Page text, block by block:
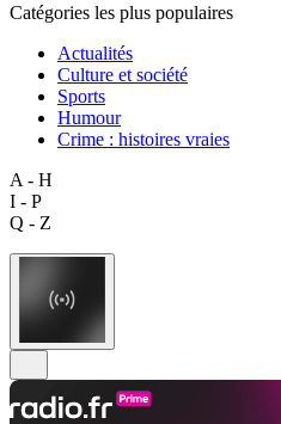
Catégories les plus populaires
Actualités
Culture et société
Sports
Humour
Crime : histoires vraies
A - H
I - P
Q - Z